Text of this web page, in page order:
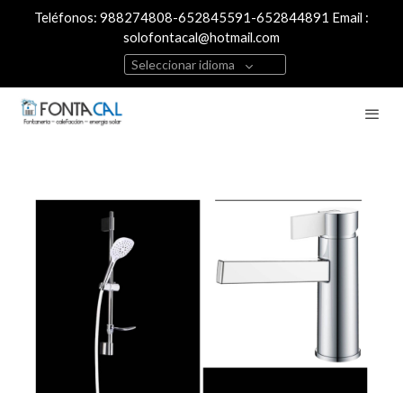
Teléfonos: 988274808-652845591-652844891 Email :
solofontacal@hotmail.com
Seleccionar idioma